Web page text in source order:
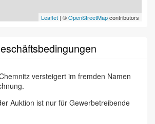
Leaflet | ©OpenStreetMapcontributors
versteigert im fremden Namen
Auktion ist nur für Gewerbetreibende